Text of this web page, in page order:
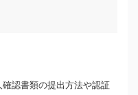
認書類の提出方法や認証